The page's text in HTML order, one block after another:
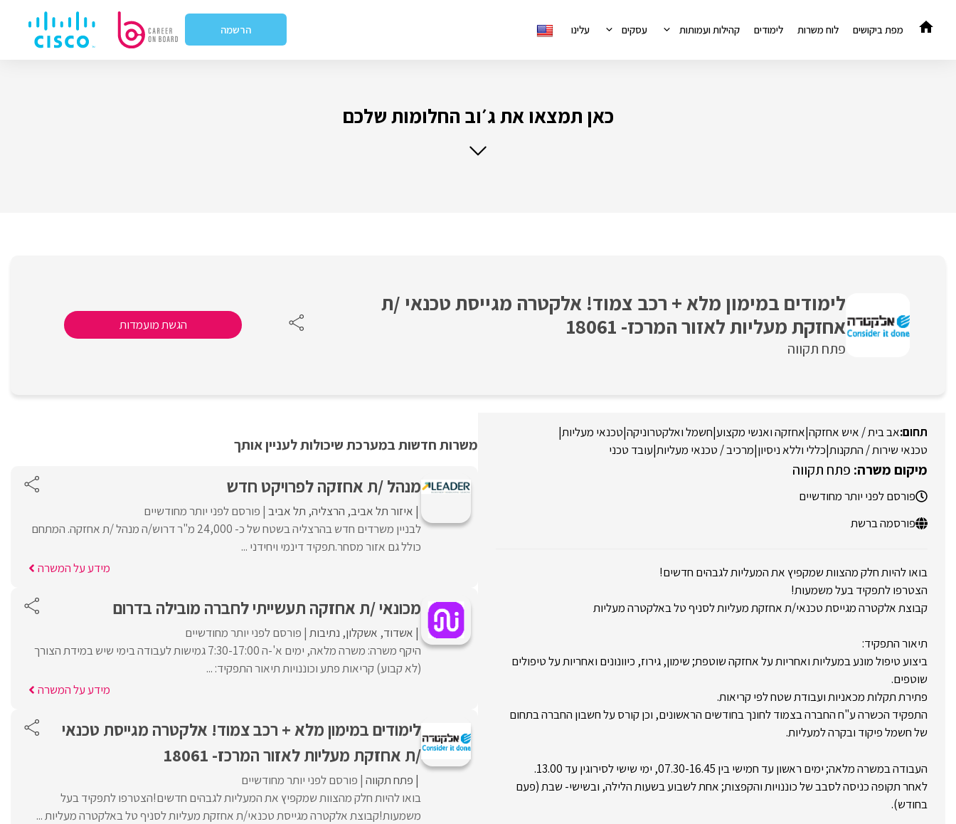
לתוכן
מפת ביקושים לוח משרות לימודים קהילות ועמותות עסקים עלינו הרשמה
כאן תמצאו את ג׳וב החלומות שלכם
לימודים במימון מלא + רכב צמוד! אלקטרה מגייסת טכנאי /ת
אחזקת מעליות לאזור המרכז- 18061
פתח תקווה
הגשת מועמדות
אב בית / איש אחזקה|אחזקה ואנשי מקצוע|חשמל ואלקטרוניקה|טכנאי מעליות|
טכנאי שירות / התקנות|כללי וללא ניסיון|מרכיב / טכנאי מעליות|עובד טכני
פתח תקווה
פורסם לפני יותר מחודשיים
פורסמה ברשת
בואו להיות חלק מהצוות שמקפיץ את המעליות לגבהים חדשים!
הצטרפו לתפקיד בעל משמעות!
קבוצת אלקטרה מגייסת טכנאי/ת אחזקת מעליות לסניף טל באלקטרה מעליות
תיאור התפקיד:
ביצוע טיפול מונע במעליות ואחריות על אחזקה שוטפת; שימון, גירוז, כיוונונים ואחריות על טיפולים
שוטפים.
פתירת תקלות מכאניות ועבודת שטח לפי קריאות.
התפקיד הכשרה ע"ח החברה בצמוד לחונך בחודשים הראשונים, וכן קורס על חשבון החברה בתחום
של חשמל פיקוד ובקרה למעליות.
העבודה במשרה מלאה; ימים ראשון עד חמישי בין 07.30-16.45, ימי שישי לסירוגין עד 13.00.
לאחר תקופה כניסה לסבב של כוננויות והקפצות; אחת לשבוע בשעות הלילה, ובשישי- שבת (פעם
בחודש).
משרות חדשות במערכת שיכולות לעניין אותך
מנהל /ת אחזקה לפרויקט חדש
איזור תל אביב הרצליה תל אביב פורסם לפני יותר מחודשיים
לבניין משרדים חדש בהרצליה בשטח של כ- 24,000 מ"ר דרוש/ה מנהל /ת אחזקה. המתחם
כולל גם אזור מסחר.תפקיד דינמי ויחידני ...
מידע על המשרה
מכונאי /ת אחזקה תעשייתי לחברה מובילה בדרום
אשדוד אשקלון נתיבות פורסם לפני יותר מחודשיים
היקף משרה: משרה מלאה, ימים א'-ה 7:30-17:00 גמישות לעבודה בימי שיש במידת הצורך
(לא קבוע) קריאות פתע וכוננויות תיאור התפקיד: ...
מידע על המשרה
לימודים במימון מלא + רכב צמוד! אלקטרה מגייסת טכנאי
/ת אחזקת מעליות לאזור המרכז- 18061
פתח תקווה פורסם לפני יותר מחודשיים
בואו להיות חלק מהצוות שמקפיץ את המעליות לגבהים חדשים!הצטרפו לתפקיד בעל
משמעות!קבוצת אלקטרה מגייסת טכנאי/ת אחזקת מעליות לסניף טל באלקטרה מעליות ...